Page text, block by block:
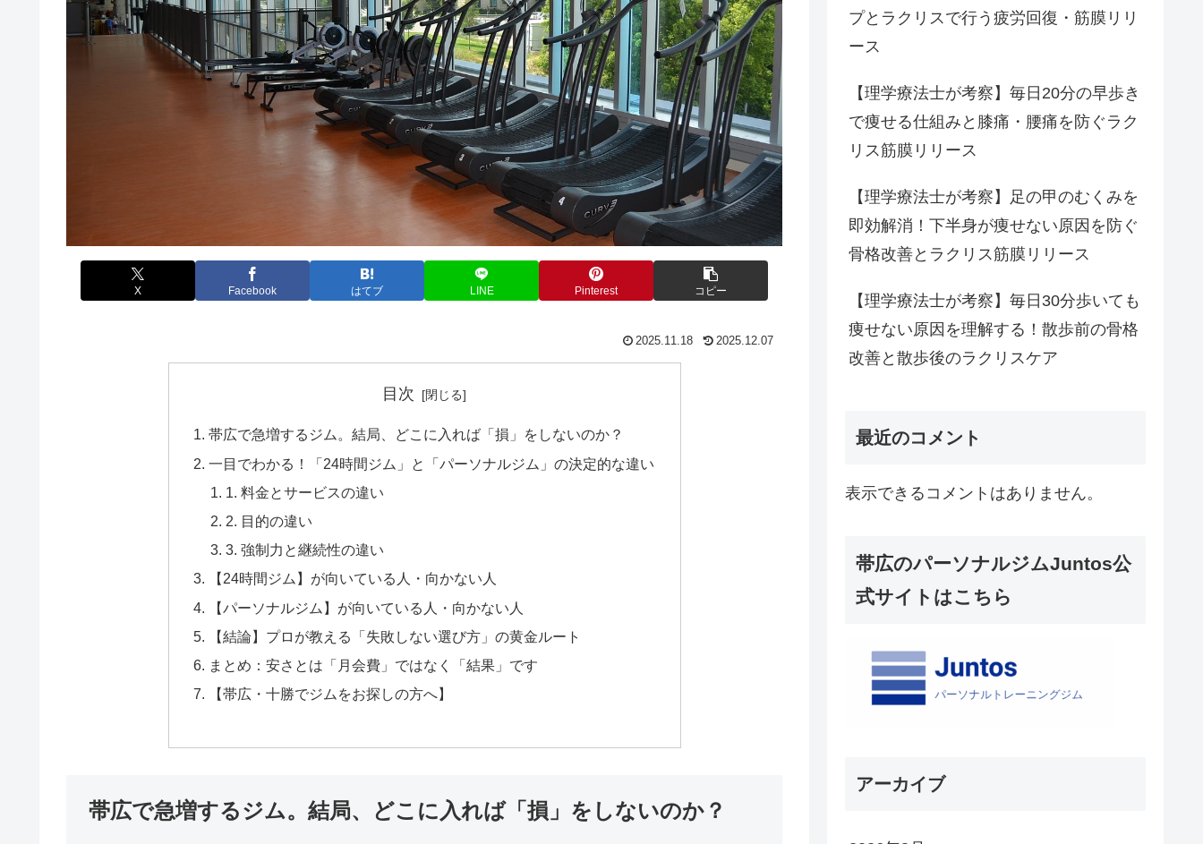
X Facebook はてブ LINE Pinterest コピー
2025.11.18 2025.12.07
目次
帯広で急増するジム。結局、どこに入れば「損」をしないのか？
一目でわかる！「24時間ジム」と「パーソナルジム」の決定的な違い
1. 料金とサービスの違い
2. 目的の違い
3. 強制力と継続性の違い
【24時間ジム】が向いている人・向かない人
【パーソナルジム】が向いている人・向かない人
【結論】プロが教える「失敗しない選び方」の黄金ルート
まとめ：安さとは「月会費」ではなく「結果」です
【帯広・十勝でジムをお探しの方へ】
帯広で急増するジム。結局、どこに入れば「損」をしないのか？
プとラクリスで行う疲労回復・筋膜リリ
ース
【理学療法士が考察】毎日20分の早歩き
で痩せる仕組みと膝痛・腰痛を防ぐラク
リス筋膜リリース
【理学療法士が考察】足の甲のむくみを
即効解消！下半身が痩せない原因を防ぐ
骨格改善とラクリス筋膜リリース
【理学療法士が考察】毎日30分歩いても
痩せない原因を理解する！散歩前の骨格
改善と散歩後のラクリスケア
最近のコメント
表示できるコメントはありません。
帯広のパーソナルジムJuntos公
式サイトはこちら
アーカイブ